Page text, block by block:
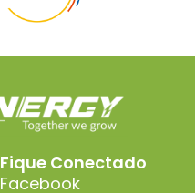
Fique Conectado
Facebook